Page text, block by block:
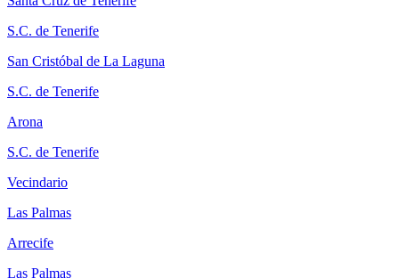
S.C. de Tenerife
San Cristóbal de La Laguna
S.C. de Tenerife
Arona
S.C. de Tenerife
Vecindario
Las Palmas
Arrecife
Las Palmas